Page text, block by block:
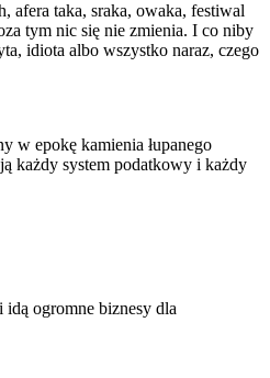
afera taka, sraka, owaka, festiwal
tym nic się nie zmienia. I co niby
idiota albo wszystko naraz, czego
w epokę kamienia łupanego
każdy system podatkowy i każdy
ogromne biznesy dla